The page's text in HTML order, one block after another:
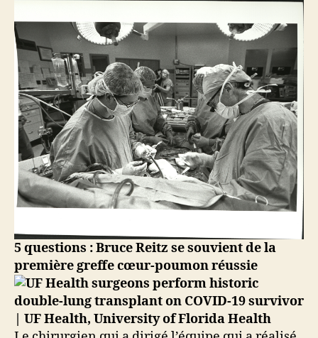
5 questions : Bruce Reitz se souvient de la
première greffe cœur-poumon réussie